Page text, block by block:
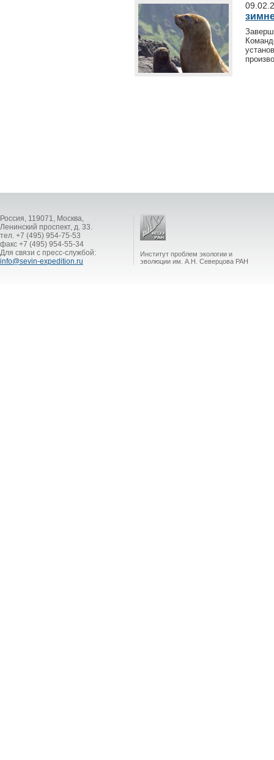
Россия, 119071, Москва,
Ленинский проспект, д. 33.
тел. +7 (495) 954-75-53
факс +7 (495) 954-55-34
Для связи с пресс-службой:
info@sevin-expedition.ru
Институт проблем экологии и
эволюции им. А.Н. Северцова РАН